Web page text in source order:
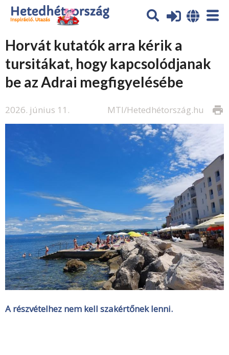
Horvát kutatók arra kérik a
tursitákat, hogy kapcsolódjanak
be az Adrai megfigyelésébe
2026. június 11. print
MTI/Hetedhétország.hu
A részvételhez nem kell szakértőnek lenni.